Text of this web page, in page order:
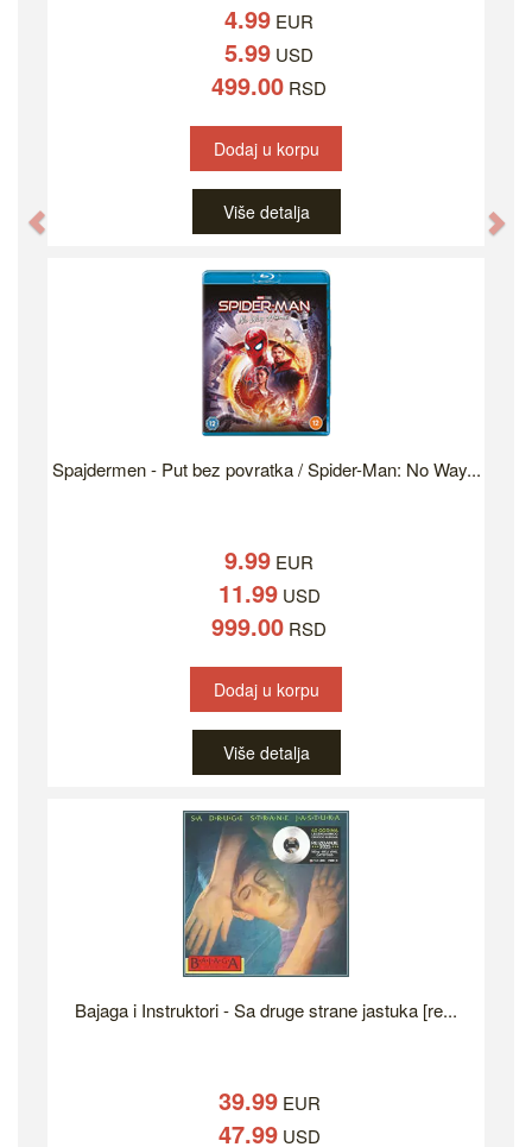
4.99 EUR
5.99 USD
499.00 RSD
Dodaj u korpu
Više detalja
Spajdermen - Put bez povratka / Spider-Man: No Way...
9.99 EUR
11.99USD
999.00 RSD
Dodaj u korpu
Više detalja
Bajaga i Instruktori - Sa druge strane jastuka [re...
39.99EUR
47.99USD